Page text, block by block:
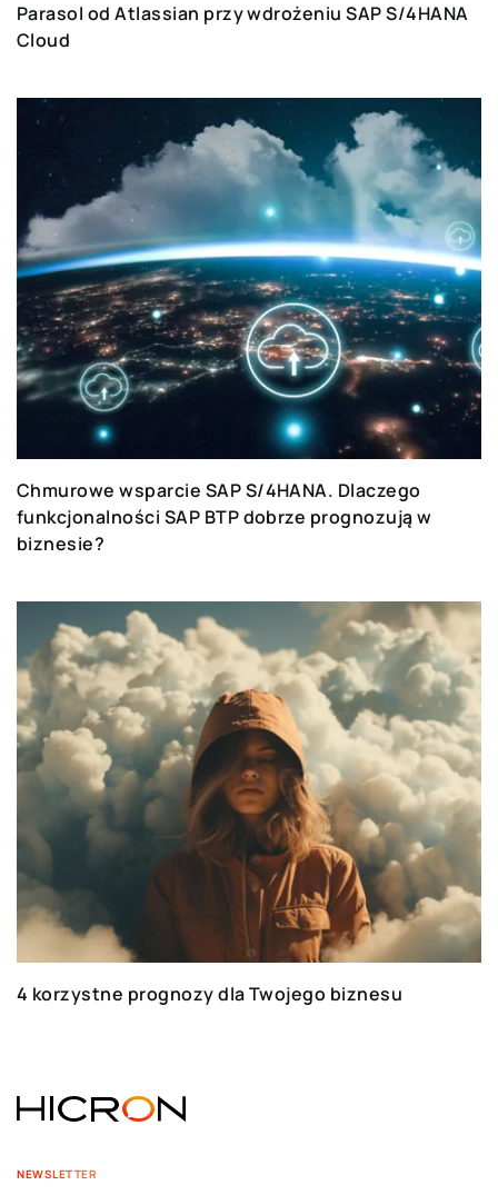
Parasol od Atlassian przy wdrożeniu SAP S/4HANA
Cloud
Chmurowe wsparcie SAP S/4HANA. Dlaczego
funkcjonalności SAP BTP dobrze prognozują w
biznesie?
4 korzystne prognozy dla Twojego biznesu
NEWSLETTER